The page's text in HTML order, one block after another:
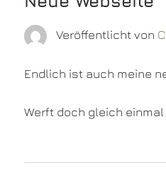
Veröffentlicht von
Endlich ist auch meine
Werft doch gleich